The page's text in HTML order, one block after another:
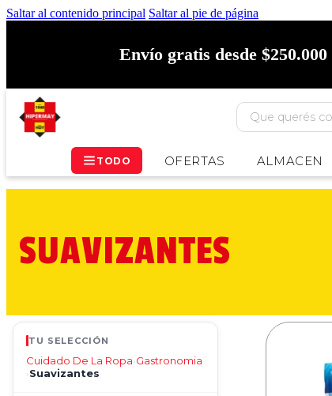
Saltar al contenido principal Saltar al pie de página
Envío gratis desde
TODO OFERTAS ALMACEN
SUAVIZANTES
TU SELECCIÓN
Cuidado De La Ropa›Gastronomia
›Suavizantes